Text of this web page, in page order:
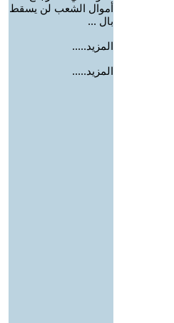
أموال الشعب لن يسقط
بال ...
المزيد.....
المزيد.....